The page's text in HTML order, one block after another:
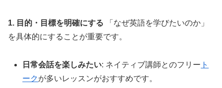
1. 目的・目標を明確にする 「なぜ英語を学びたいのか」
を具体的にすることが重要です。
日常会話を楽しみたい: ネイティブ講師とのフリー ト
ークが多いレッスンがおすすめです。